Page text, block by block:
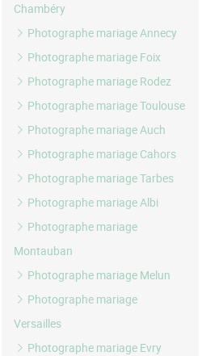
Chambéry
Photographe mariage Annecy
Photographe mariage Foix
Photographe mariage Rodez
Photographe mariage Toulouse
Photographe mariage Auch
Photographe mariage Cahors
Photographe mariage Tarbes
Photographe mariage Albi
Photographe mariage
Montauban
Photographe mariage Melun
Photographe mariage
Versailles
Photographe mariage Evry